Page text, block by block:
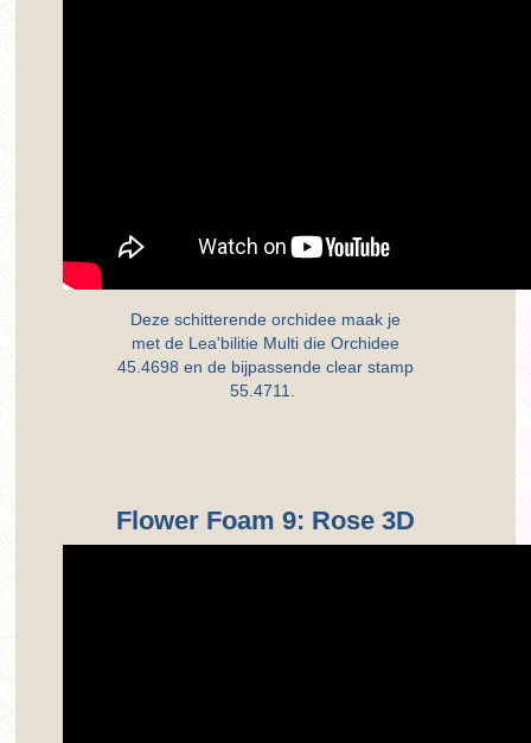
Deze schitterende orchidee maak je
met de Lea'bilitie Multi die Orchidee
45.4698 en de bijpassende clear stamp
55.4711.
Flower Foam 9: Rose 3D